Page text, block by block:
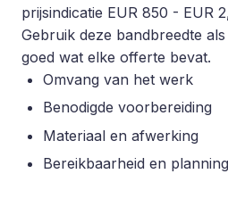
prijsindicatie EUR 850 - EUR
Gebruik deze bandbreedte
goed wat elke offerte bevat.
Omvang van het werk
Benodigde voorbereiding
Materiaal en afwerking
Bereikbaarheid en planning